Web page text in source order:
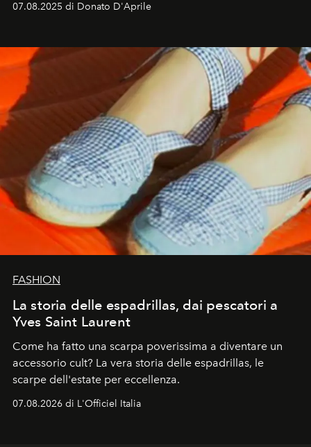
07.08.2025 di Donato D'Aprile
FASHION
La storia delle espadrillas, dai pescatori a
Yves Saint Laurent
Come ha fatto una scarpa poverissima a diventare un
accessorio cult? La vera storia delle espadrillas, le
scarpe dell'estate per eccellenza.
07.08.2026 di L'Officiel Italia